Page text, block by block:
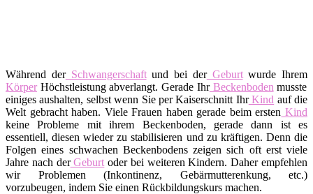
Während derSchwangerschaftund bei derGeburtwurde Ihrem
KörperHöchstleistung abverlangt. Gerade IhrBeckenboden musste
einiges aushalten, selbst wenn Sie per Kaiserschnitt IhrKind auf die
Welt gebracht haben. Viele Frauen haben gerade beim ersten Kind
keine Probleme mit ihrem Beckenboden, gerade dann ist es
essentiell, diesen wieder zu stabilisieren und zu kräftigen. Denn die
Folgen eines schwachen Beckenbodens zeigen sich oft erst viele
Jahre nach derGeburt oder bei weiteren Kindern. Daher empfehlen
wir Problemen (Inkontinenz, Gebärmutterenkung, etc.)
vorzubeugen, indem Sie einen Rückbildungskurs machen.